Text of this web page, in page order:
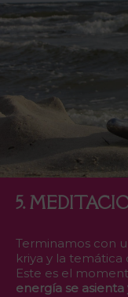
5.
Terminamos con
kriya y la temática
Este es el
energía se asienta